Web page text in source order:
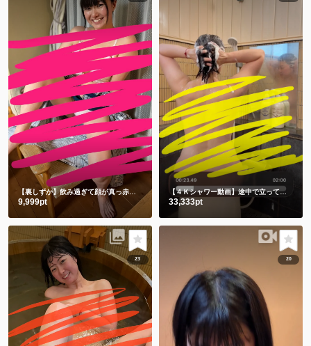
【裏しずか】飲み過ぎて顔が真っ赤な浴衣しずかです
9,999pt
【４Ｋシャワー動画】途中で立ってごめんなさい🙇‍♀️撮影忘れてました🫣
33,333pt
23 20